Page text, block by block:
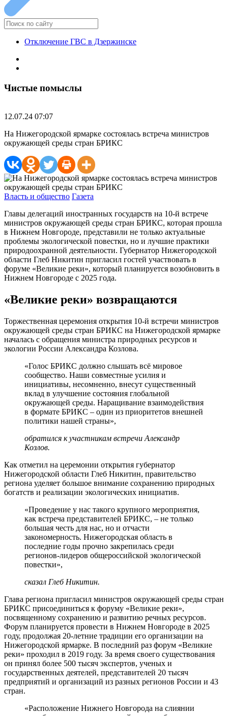
Отключение ГВС в Дзержинске
Чистые помыслы
12.07.24 07:07
На Нижегородской ярмарке состоялась встреча министров
окружающей среды стран БРИКС
Власть и общество Газета
Главы делегаций иностранных государств на 10-й встрече
министров окружающей среды стран БРИКС, которая прошла
в Нижнем Новгороде, представили не только актуальные
проблемы экологической повестки, но и лучшие практики
природоохранной деятельности. Губернатор Нижегородской
области Глеб Никитин пригласил гостей участвовать в
форуме «Великие реки», который планируется возобновить в
Нижнем Новгороде с 2025 года.
«Великие реки» возвращаются
Торжественная церемония открытия 10-й встречи министров
окружающей среды стран БРИКС на Нижегородской ярмарке
началась с обращения министра природных ресурсов и
экологии России Александра Козлова.
«Голос БРИКС должно слышать всё мировое
сообщество. Наши совместные усилия и
инициативы, несомненно, внесут существенный
вклад в улучшение состояния глобальной
окружающей среды. Наращивание взаимодействия
в формате БРИКС – один из приоритетов внешней
политики нашей страны»,
обратился к участникам встречи Александр
Козлов.
Как отметил на церемонии открытия губернатор
Нижегородской области Глеб Никитин, правительство
региона уделяет большое внимание сохранению природных
богатств и реализации экологических инициатив.
«Проведение у нас такого крупного мероприятия,
как встреча представителей БРИКС, – не только
большая честь для нас, но и отчасти
закономерность. Нижегородская область в
последние годы прочно закрепилась среди
регионов-лидеров общероссийской экологической
повестки»,
сказал Глеб Никитин.
Глава региона пригласил министров окружающей среды стран
БРИКС присоединиться к форуму «Великие реки»,
посвященному сохранению и развитию речных ресурсов.
Форум планируется провести в Нижнем Новгороде в 2025
году, продолжая 20-летние традиции его организации на
Нижегородской ярмарке. В последний раз форум «Великие
реки» проходил в 2019 году. За время своего существования
он принял более 500 тысяч экспертов, ученых и
государственных деятелей, представителей 20 тысяч
предприятий и организаций из разных регионов России и 43
стран.
«Расположение Нижнего Новгорода на слиянии